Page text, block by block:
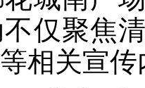
仅聚焦
相关宣传